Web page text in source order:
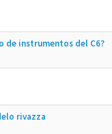
instrumentos del C6?
rivazza